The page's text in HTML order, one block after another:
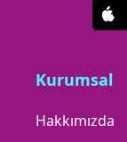
Kurumsal
Hakkımızda